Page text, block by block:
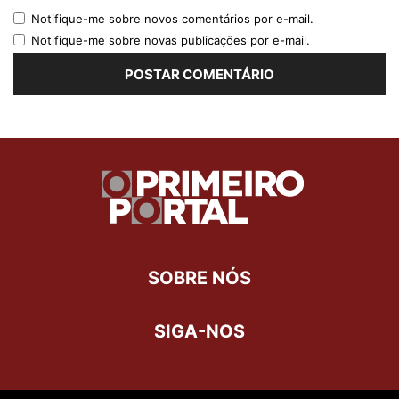
Notifique-me sobre novos comentários por e-mail.
Notifique-me sobre novas publicações por e-mail.
SOBRE NÓS
SIGA-NOS